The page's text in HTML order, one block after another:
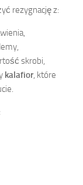
rezygnację z:
skrobi,
kalafior, które